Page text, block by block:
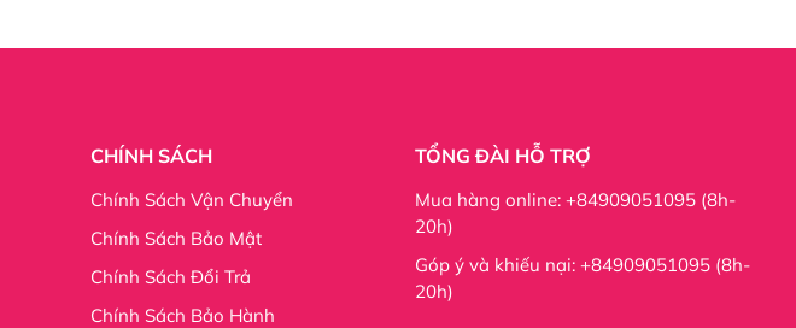
CHÍNH SÁCH
Chính Sách Vận Chuyển
Chính Sách Bảo Mật
Chính Sách Đổi Trả
Chính Sách Bảo Hành
TỔNG ĐÀI HỖ TRỢ
Mua hàng online: +84909051095 (8h-
20h)
Góp ý và khiếu nại: +84909051095 (8h-
20h)